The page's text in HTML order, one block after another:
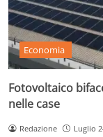
Economia
Fotovoltaico
nelle case
Redazione Luglio